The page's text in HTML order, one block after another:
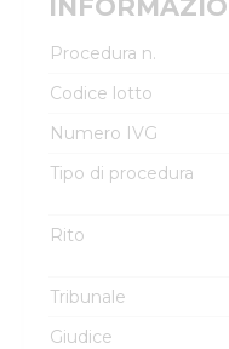
Procedura n.
Codice lotto
Numero IVG
Tipo di procedura
Rito
Tribunale
Giudice